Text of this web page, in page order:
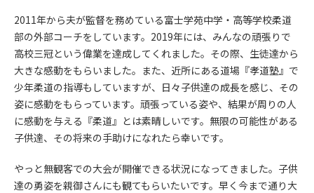
2011年から夫が監督を務めている富士学苑中学・高等学校柔道
部の外部コーチをしています。2019年には、みんなの頑張りで
高校三冠という偉業を達成してくれました。その際、生徒達から
大きな感動をもらいました。また、近所にある道場『孝道塾』で
少年柔道の指導もしていますが、日々子供達の成長を感じ、その
姿に感動をもらっています。頑張っている姿や、結果が周りの人
に感動を与える『柔道』とは素晴しいです。無限の可能性がある
子供達、その将来の手助けになれたら幸いです。
やっと無観客での大会が開催できる状況になってきました。子供
達の勇姿を親御さんにも観てもらいたいです。早く今まで通り大